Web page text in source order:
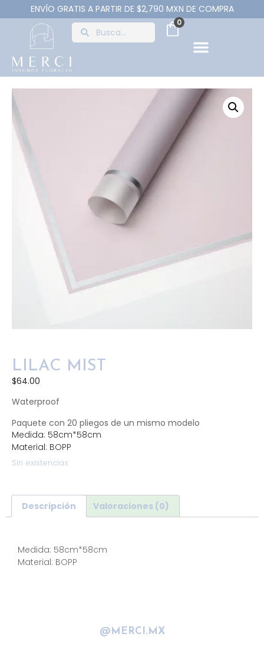
ENVÍO GRATIS A PARTIR DE $2,790 MXN DE COMPRA
0
LILAC MIST
$64.00
Waterproof
Paquete con 20 pliegos de un mismo modelo
Medida: 58cm*58cm
Material: BOPP
Sin existencias
Descripción Valoraciones (0)
Medida: 58cm*58cm
Material: BOPP
@MERCI.MX